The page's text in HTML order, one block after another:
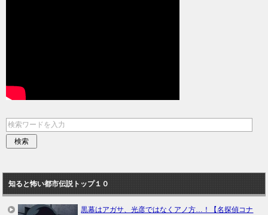
知ると怖い都市伝説トップ１０
黒幕はアガサ、光彦ではなくアノ方…！【名探偵コナ